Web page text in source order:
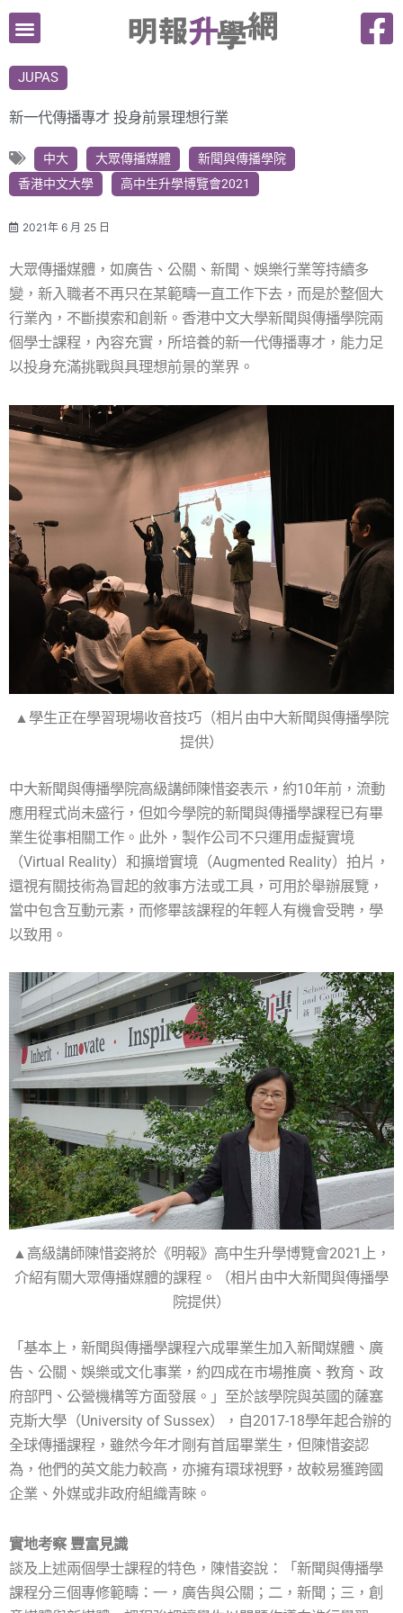
跳
要
內
JUPAS
新一代傳播專才 投身前景理想行業
中大 大眾傳播媒體
新聞與傳播學院
香港中文大學
高中生升學博覽會2021
2021年 6 月 25 日
大眾傳播媒體，如廣告、公關、新聞、娛樂行業等持續多
變，新入職者不再只在某範疇一直工作下去，而是於整個大
行業內，不斷摸索和創新。香港中文大學新聞與傳播學院兩
個學士課程，內容充實，所培養的新一代傳播專才，能力足
以投身充滿挑戰與具理想前景的業界。
▲學生正在學習現場收音技巧（相片由中大新聞與傳播學院
提供）
中大新聞與傳播學院高級講師陳惜姿表示，約10年前，流動
應用程式尚未盛行，但如今學院的新聞與傳播學課程已有畢
業生從事相關工作。此外，製作公司不只運用虛擬實境
（Virtual Reality）和擴增實境（Augmented Reality）拍片，
還視有關技術為冒起的敘事方法或工具，可用於舉辦展覽，
當中包含互動元素，而修畢該課程的年輕人有機會受聘，學
以致用。
▲高級講師陳惜姿將於《明報》高中生升學博覽會2021上，
介紹有關大眾傳播媒體的課程。（相片由中大新聞與傳播學
院提供）
「基本上，新聞與傳播學課程六成畢業生加入新聞媒體、廣
告、公關、娛樂或文化事業，約四成在市場推廣、教育、政
府部門、公營機構等方面發展。」至於該學院與英國的薩塞
克斯大學（University of Sussex），自2017-18學年起合辦的
全球傳播課程，雖然今年才剛有首屆畢業生，但陳惜姿認
為，他們的英文能力較高，亦擁有環球視野，故較易獲跨國
企業、外媒或非政府組織青睞。
實地考察 豐富見識
談及上述兩個學士課程的特色，陳惜姿說：「新聞與傳播學
課程分三個專修範疇：一，廣告與公關；二，新聞；三，創